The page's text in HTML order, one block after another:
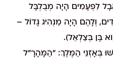
לִפְעָמִים הָיָה מְבֻלְבָּל
וְלָהֶם הָיָה מַנְהִיג גָּדוֹל –
בֶּן בְּצַלְאֵל).
בְּאָזְנֵי הַמֶּלֶךְ: "הַמָּהָרָ"ל